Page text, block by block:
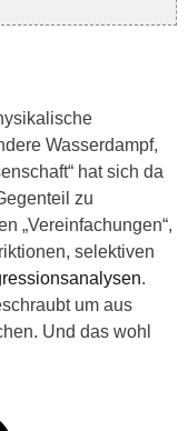
Wasserdampf,
hat sich da
zu
„Vereinfachungen“,
selektiven
.
um aus
Und das wohl